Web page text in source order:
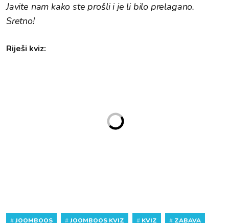
Javite nam kako ste prošli i je li bilo prelagano.
Sretno!
Riješi kviz:
#JOOMBOOS #JOOMBOOS KVIZ # KVIZ # ZABAVA